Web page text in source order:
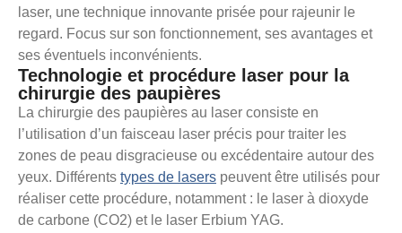
laser, une technique innovante prisée pour rajeunir le
regard. Focus sur son fonctionnement, ses avantages et
ses éventuels inconvénients.
Technologie et procédure laser pour la
chirurgie des paupières
La chirurgie des paupières au laser consiste en
l’utilisation d’un faisceau laser précis pour traiter les
zones de peau disgracieuse ou excédentaire autour des
yeux. Différents types de lasers peuvent être utilisés pour
réaliser cette procédure, notamment : le laser à dioxyde
de carbone (CO2) et le laser Erbium YAG.